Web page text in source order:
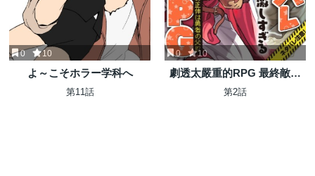
0 10
よ～こそホラー学科へ
第11話
0 10
劇透太嚴重的RPG 最終敵人
的真實身份竟然是勇者的父
第2話